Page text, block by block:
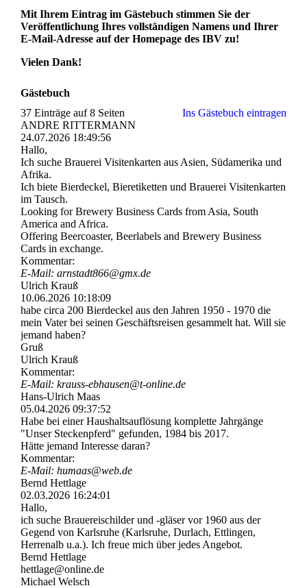
Mit Ihrem Eintrag im Gästebuch stimmen Sie der
Veröffentlichung Ihres vollständigen Namens und Ihrer
E-Mail-Adresse auf der Homepage des IBV zu!
Vielen Dank!
Gästebuch
37 Einträge auf 8 Seiten
Ins Gästebuch eintragen
ANDRE RITTERMANN
24.07.2026 18:49:56
Hallo,
Ich suche Brauerei Visitenkarten aus Asien, Südamerika und
Afrika.
Ich biete Bierdeckel, Bieretiketten und Brauerei Visitenkarten
im Tausch.
Looking for Brewery Business Cards from Asia, South
America and Africa.
Offering Beercoaster, Beerlabels and Brewery Business
Cards in exchange.
Kommentar:
E-Mail: arnstadt866@gmx.de
Ulrich Krauß
10.06.2026 10:18:09
habe circa 200 Bierdeckel aus den Jahren 1950 - 1970 die
mein Vater bei seinen Geschäftsreisen gesammelt hat. Will sie
jemand haben?
Gruß
Ulrich Krauß
Kommentar:
E-Mail: krauss-­ebhausen@­t-­online.­de
Hans-Ulrich Maas
05.04.2026 09:37:52
Habe bei einer Haushaltsauflösung komplette Jahrgänge
"Unser Steckenpferd" gefunden, 1984 bis 2017.
Hätte jemand Interesse daran?
Kommentar:
E-Mail: humaas@web.de
Bernd Hettlage
02.03.2026 16:24:01
Hallo,
ich suche Brauereischilder und -gläser vor 1960 aus der
Gegend von Karlsruhe (Karlsruhe, Durlach, Ettlingen,
Herrenalb u.a.). Ich freue mich über jedes Angebot.
Bernd Hettlage
hettlage@online.de
Michael Welsch